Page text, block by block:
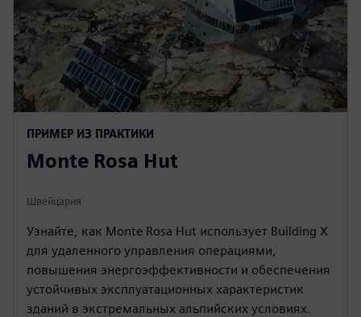
ПРИМЕР ИЗ ПРАКТИКИ
Monte Rosa Hut
Швейцария
Узнайте, как Monte Rosa Hut использует Building X
для удаленного управления операциями,
повышения энергоэффективности и обеспечения
устойчивых эксплуатационных характеристик
зданий в экстремальных альпийских условиях.